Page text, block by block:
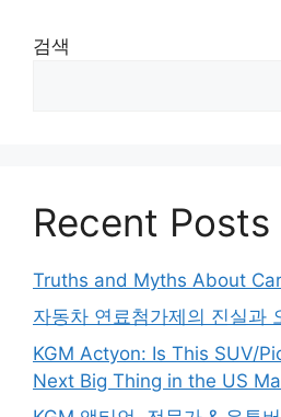
검색
Recent Posts
Truths and Myths About
자동차 연료첨가제의 진실과
KGM Actyon: Is This SUV/
Next Big Thing in the US